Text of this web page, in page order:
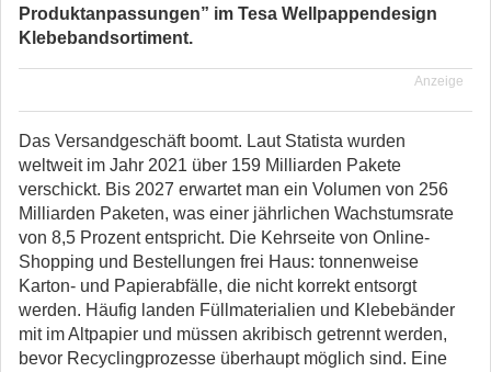
Produktanpassungen” im Tesa Wellpappendesign
Klebebandsortiment.
Anzeige
Das Versandgeschäft boomt. Laut Statista wurden
weltweit im Jahr 2021 über 159 Milliarden Pakete
verschickt. Bis 2027 erwartet man ein Volumen von 256
Milliarden Paketen, was einer jährlichen Wachstumsrate
von 8,5 Prozent entspricht. Die Kehrseite von Online-
Shopping und Bestellungen frei Haus: tonnenweise
Karton- und Papierabfälle, die nicht korrekt entsorgt
werden. Häufig landen Füllmaterialien und Klebebänder
mit im Altpapier und müssen akribisch getrennt werden,
bevor Recyclingprozesse überhaupt möglich sind. Eine